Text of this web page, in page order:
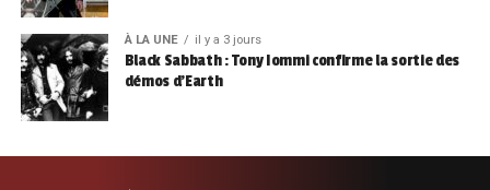
À LA UNE il y a 3 jours
Black Sabbath : Tony Iommi confirme la sortie des
démos d’Earth